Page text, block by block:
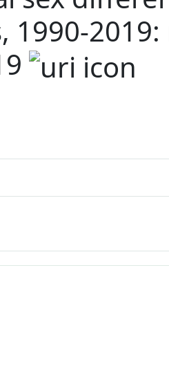
1990-